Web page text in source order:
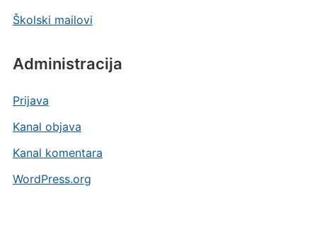
Školski mailovi
Administracija
Prijava
Kanal objava
Kanal komentara
WordPress.org